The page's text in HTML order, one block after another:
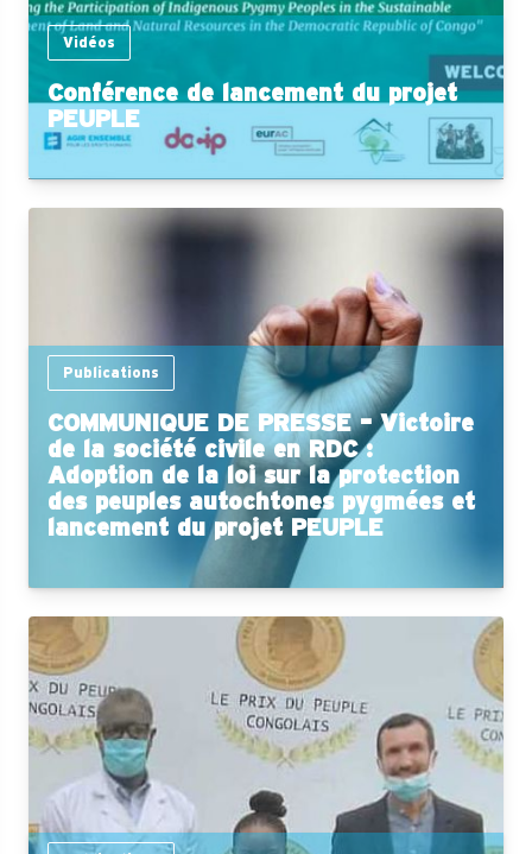
Vidéos
Conférence de lancement du projet
PEUPLE
Publications
COMMUNIQUE DE PRESSE – Victoire
de la société civile en RDC :
Adoption de la loi sur la protection
des peuples autochtones pygmées et
lancement du projet PEUPLE